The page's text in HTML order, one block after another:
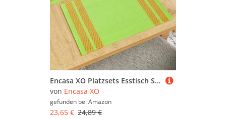
Encasa XO Platzsets Esstisch Set von 6 | Leiter grün | Fein gerippte Baumwoll-Tischunterlage | Größe 46x32 cm | Maschinenwaschbar
von Encasa XO
gefunden bei Amazon
23,65 € 24,89 €